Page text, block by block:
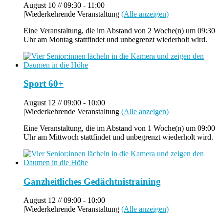
August 10 // 09:30 - 11:00
|Wiederkehrende Veranstaltung (Alle anzeigen)
Eine Veranstaltung, die im Abstand von 2 Woche(n) um 09:30
Uhr am Montag stattfindet und unbegrenzt wiederholt wird.
Sport 60+
August 12 // 09:00 - 10:00
|Wiederkehrende Veranstaltung (Alle anzeigen)
Eine Veranstaltung, die im Abstand von 1 Woche(n) um 09:00
Uhr am Mittwoch stattfindet und unbegrenzt wiederholt wird.
Ganzheitliches Gedächtnistraining
August 12 // 09:00 - 10:00
|Wiederkehrende Veranstaltung (Alle anzeigen)